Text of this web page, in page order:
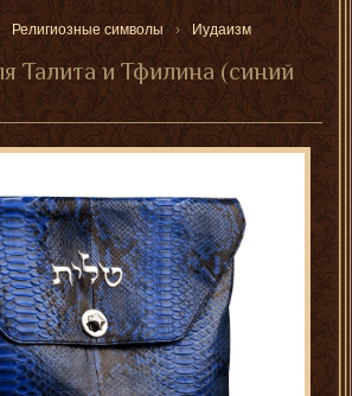
Религиозные символы Иудаизм
Талита и Тфилина (синий